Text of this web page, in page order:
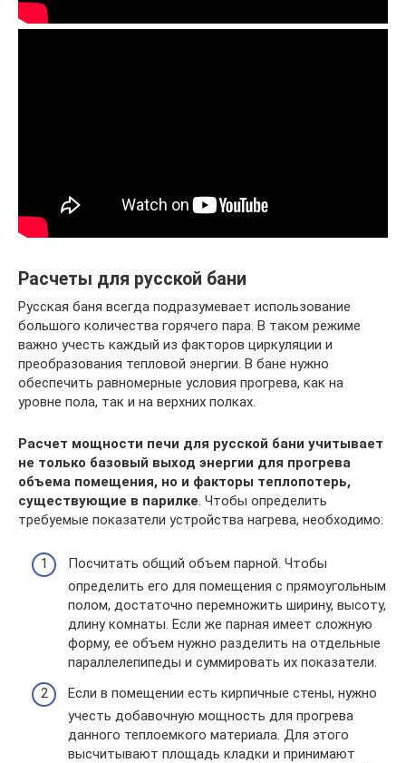
Расчеты для русской бани
Русская баня всегда подразумевает использование
большого количества горячего пара. В таком режиме
важно учесть каждый из факторов циркуляции и
преобразования тепловой энергии. В бане нужно
обеспечить равномерные условия прогрева, как на
уровне пола, так и на верхних полках.
Расчет мощности печи для русской бани учитывает
не только базовый выход энергии для прогрева
объема помещения, но и факторы теплопотерь,
существующие в парилке . Чтобы определить
требуемые показатели устройства нагрева, необходимо:
Посчитать общий объем парной. Чтобы
определить его для помещения с прямоугольным
полом, достаточно перемножить ширину, высоту,
длину комнаты. Если же парная имеет сложную
форму, ее объем нужно разделить на отдельные
параллелепипеды и суммировать их показатели.
Если в помещении есть кирпичные стены, нужно
учесть добавочную мощность для прогрева
данного теплоемкого материала. Для этого
высчитывают площадь кладки и принимают